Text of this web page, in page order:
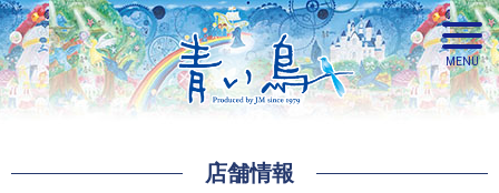
店舗情報